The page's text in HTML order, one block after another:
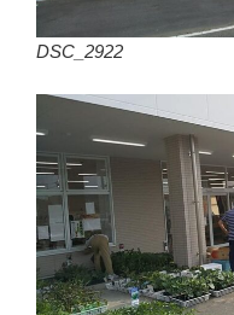
DSC_2922